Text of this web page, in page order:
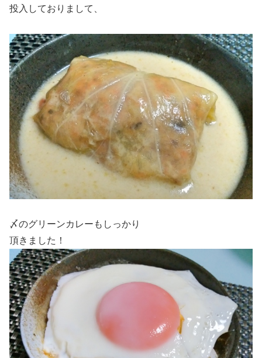
投入しておりまして、
〆のグリーンカレーもしっかり
頂きました！